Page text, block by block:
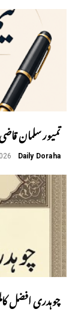
تمیور سلمان
Daily Doraha
چوہدری افضل